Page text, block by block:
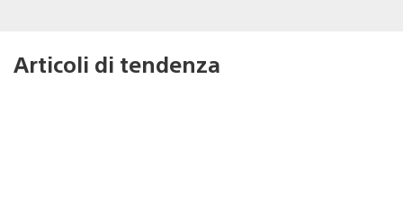
Articoli di tendenza